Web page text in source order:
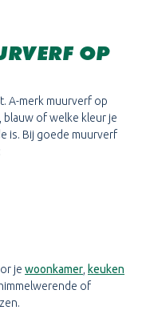
OP
A-merk muurverf op
blauw of welke kleur je
is. Bij goede muurverf
je woonkamer keuken
of